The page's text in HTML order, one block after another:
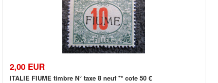
2,00 EUR
ITALIE FIUME timbre N° taxe 8 neuf ** cote 50 €